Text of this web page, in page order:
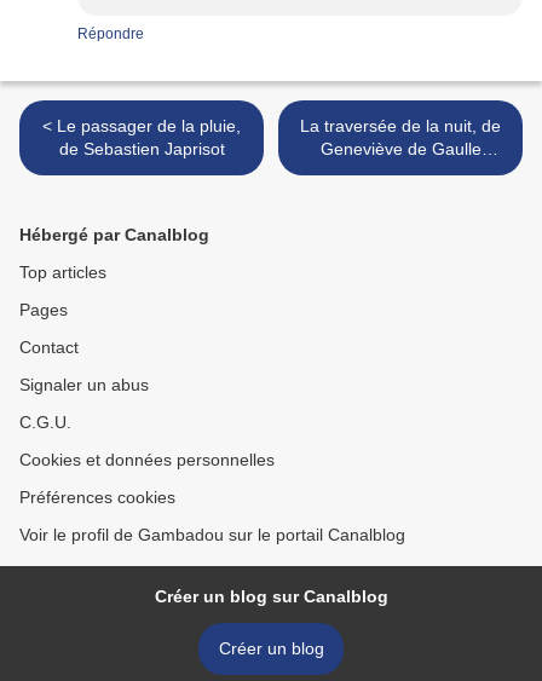
Répondre
< Le passager de la pluie,
de Sebastien Japrisot
La traversée de la nuit, de
Geneviève de Gaulle
Anthonioz >
Hébergé par Canalblog
Top articles
Pages
Contact
Signaler un abus
C.G.U.
Cookies et données personnelles
Préférences cookies
Voir le profil de Gambadou sur le portail Canalblog
Créer un blog sur Canalblog
Créer un blog